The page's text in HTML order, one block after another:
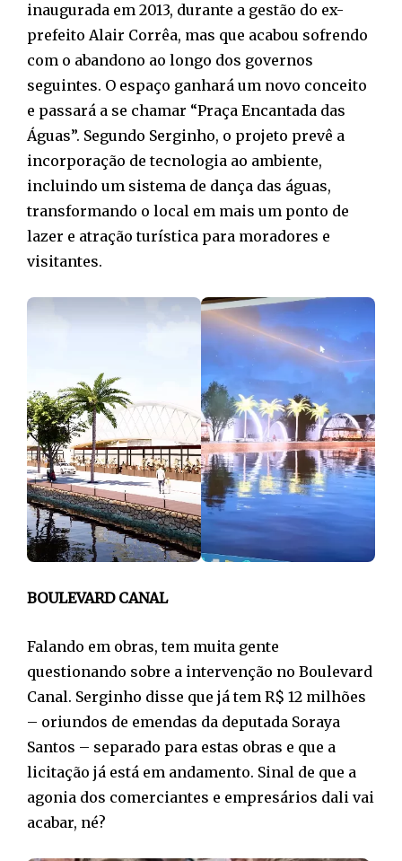
inaugurada em 2013, durante a gestão do ex-
prefeito Alair Corrêa, mas que acabou sofrendo
com o abandono ao longo dos governos
seguintes. O espaço ganhará um novo conceito
e passará a se chamar “Praça Encantada das
Águas”. Segundo Serginho, o projeto prevê a
incorporação de tecnologia ao ambiente,
incluindo um sistema de dança das águas,
transformando o local em mais um ponto de
lazer e atração turística para moradores e
visitantes.
BOULEVARD CANAL
Falando em obras, tem muita gente
questionando sobre a intervenção no Boulevard
Canal. Serginho disse que já tem R$ 12 milhões
– oriundos de emendas da deputada Soraya
Santos – separado para estas obras e que a
licitação já está em andamento. Sinal de que a
agonia dos comerciantes e empresários dali vai
acabar, né?